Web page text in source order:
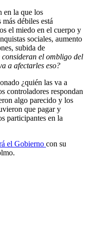
en la que los
débiles está
el miedo en el cuerpo y
sociales, aumento
subida de
consideran el ombligo del
a afectarles eso?
¿quién las va a
controladores respondan
algo parecido y los
que pagar y
participantes en la
el Gobierno con su